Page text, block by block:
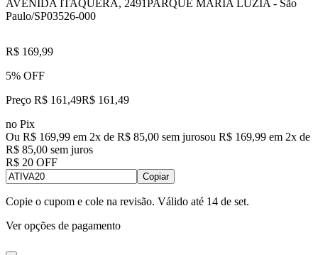
AVENIDA ITAQUERA, 2491PARQUE MARIA LUZIA - São
Paulo/SP03526-000
R$ 169,99
5% OFF
Preço R$ 161,49R$ 161 ,49
no Pix
Ou R$ 169,99 em 2x de R$ 85,00 sem jurosou R$ 169,99 em 2x de
R$ 85,00 sem juros
R$ 20 OFF
Copiar
Copie o cupom e cole na revisão. Válido até 14 de set.
Ver opções de pagamento